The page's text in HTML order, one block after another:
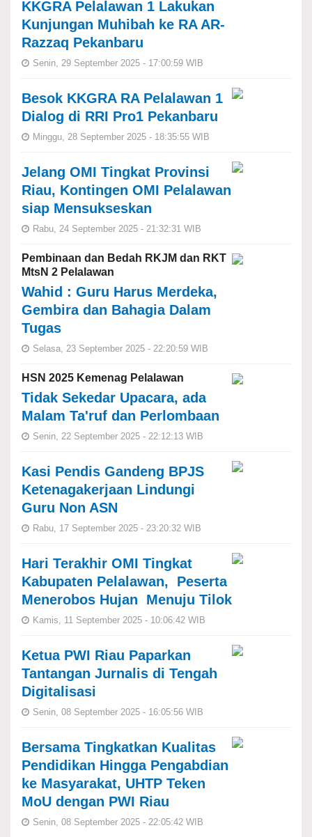
KKGRA Pelalawan 1 Lakukan
Kunjungan Muhibah ke RA AR-
Razzaq Pekanbaru
Senin, 29 September 2025 - 17:00:59 WIB
Besok KKGRA RA Pelalawan 1
Dialog di RRI Pro1 Pekanbaru
Minggu, 28 September 2025 - 18:35:55 WIB
Jelang OMI Tingkat Provinsi
Riau, Kontingen OMI Pelalawan
siap Mensukseskan
Rabu, 24 September 2025 - 21:32:31 WIB
Pembinaan dan Bedah RKJM dan RKT
MtsN 2 Pelalawan
Wahid : Guru Harus Merdeka,
Gembira dan Bahagia Dalam
Tugas
Selasa, 23 September 2025 - 22:20:59 WIB
HSN 2025 Kemenag Pelalawan
Tidak Sekedar Upacara, ada
Malam Ta'ruf dan Perlombaan
Senin, 22 September 2025 - 22:12:13 WIB
Kasi Pendis Gandeng BPJS
Ketenagakerjaan Lindungi
Guru Non ASN
Rabu, 17 September 2025 - 23:20:32 WIB
Hari Terakhir OMI Tingkat
Kabupaten Pelalawan, Peserta
Menerobos Hujan Menuju Tilok
Kamis, 11 September 2025 - 10:06:42 WIB
Ketua PWI Riau Paparkan
Tantangan Jurnalis di Tengah
Digitalisasi
Senin, 08 September 2025 - 16:05:56 WIB
Bersama Tingkatkan Kualitas
Pendidikan Hingga Pengabdian
ke Masyarakat, UHTP Teken
MoU dengan PWI Riau
Senin, 08 September 2025 - 22:05:42 WIB